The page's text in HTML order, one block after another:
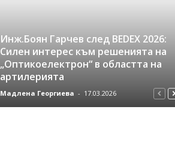
Инж.Боян Гарчев след BEDEX 2026:
Силен интерес към решенията на
„Оптикоелектрон“ в областта на
артилерията
Мадлена Георгиева - 17.03.2026